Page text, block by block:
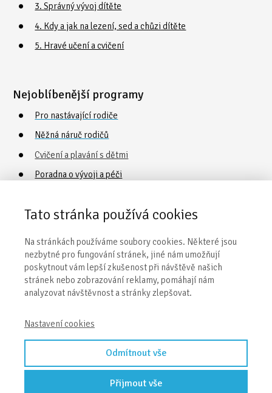
3. Správný vývoj dítěte
4. Kdy a jak na lezení, sed a chůzi dítěte
5. Hravé učení a cvičení
Nejoblíbenější programy
Pro nastávající rodiče
Něžná náruč rodičů
Cvičení a plavání s dětmi
Poradna o vývoji a péči
Obecné informace
Naše centra
Kontakty
Tato stránka používá cookies
Na stránkách používáme soubory cookies. Některé jsou
nezbytné pro fungování stránek, jiné nám umožňují
poskytnout vám lepší zkušenost při návštěvě našich
stránek nebo zobrazování reklamy, pomáhají nám
analyzovat návštěvnost a stránky zlepšovat.
Nastavení cookies
Odmítnout vše
Přijmout vše